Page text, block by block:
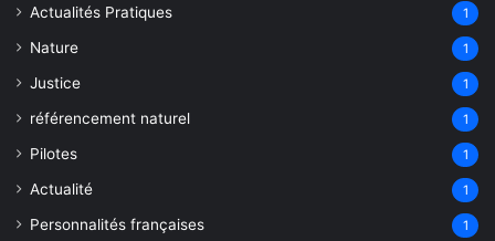
Actualités Pratiques 1
Nature 1
Justice 1
référencement naturel 1
Pilotes 1
Actualité 1
Personnalités françaises 1